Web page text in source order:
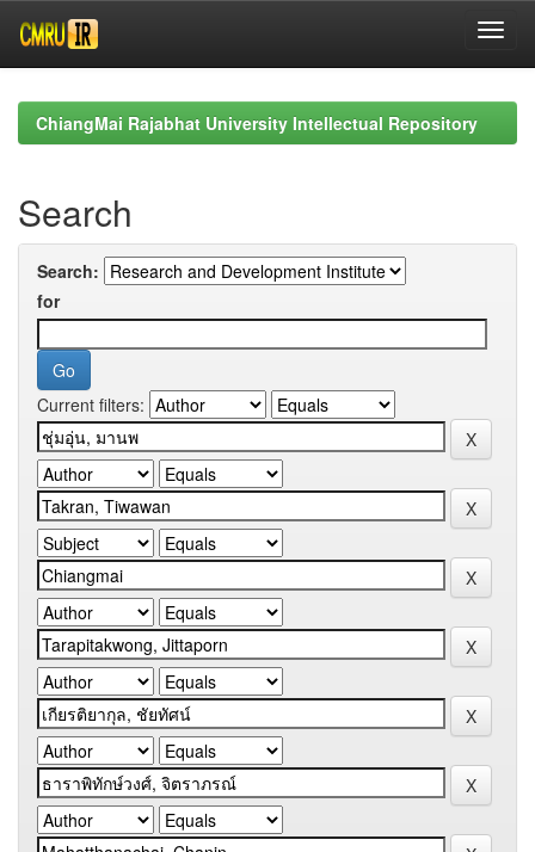
navigationChiangMai Rajabhat University Intellectual Repository
Search
Search:
for
Current filters: